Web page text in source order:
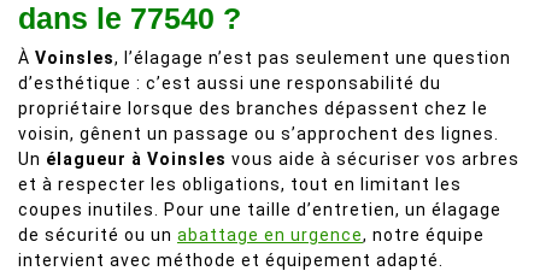
dans le 77540 ?
À Voinsles, l’élagage n’est pas seulement une question
d’esthétique : c’est aussi une responsabilité du
propriétaire lorsque des branches dépassent chez le
voisin, gênent un passage ou s’approchent des lignes.
Un élagueur à Voinsles vous aide à sécuriser vos arbres
et à respecter les obligations, tout en limitant les
coupes inutiles. Pour une taille d’entretien, un élagage
de sécurité ou un abattage en urgence, notre équipe
intervient avec méthode et équipement adapté.